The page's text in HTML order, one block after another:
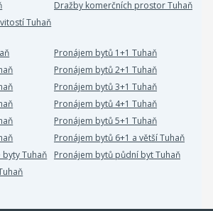
Dražby komerčních prostor Tuhaň
Tuhaň
Pronájem bytů 1+1 Tuhaň
Pronájem bytů 2+1 Tuhaň
Pronájem bytů 3+1 Tuhaň
Pronájem bytů 4+1 Tuhaň
Pronájem bytů 5+1 Tuhaň
Pronájem bytů 6+1 a větší Tuhaň
Tuhaň
Pronájem bytů půdní byt Tuhaň